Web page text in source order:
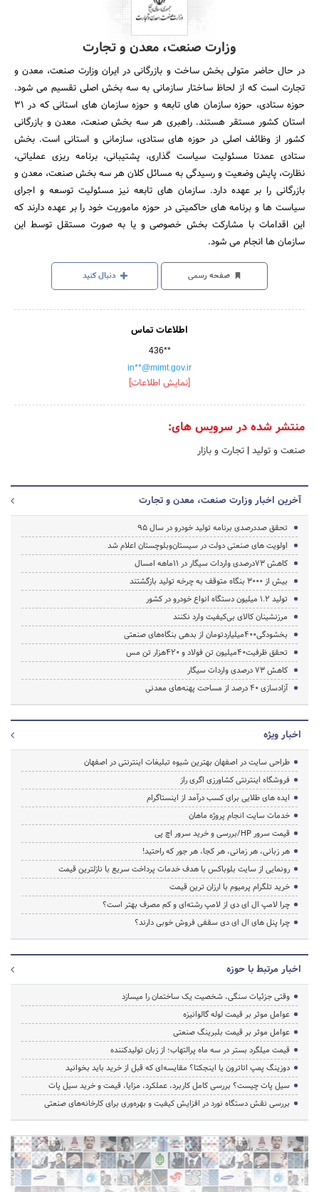
وزارت صنعت، معدن و تجارت
در حال حاضر متولی بخش ساخت و بازرگانی در ایران وزارت صنعت، معدن و
تجارت است که از لحاظ ساختار سازمانی به سه بخش اصلی تقسیم می شود.
حوزه ستادی، حوزه سازمان های تابعه و حوزه سازمان های استانی که در 31
استان کشور مستقر هستند. راهبری هر سه بخش صنعت، معدن و بازرگانی
کشور از وظائف اصلی در حوزه های ستادی، سازمانی و استانی است. بخش
ستادی عمدتا مسئولیت سیاست گذاری، پشتیبانی، برنامه ریزی عملیاتی،
نظارت، پایش وضعیت و رسیدگی به مسائل کلان هر سه بخش صنعت، معدن و
بازرگانی را بر عهده دارد. سازمان های تابعه نیز مسئولیت توسعه و اجرای
سیاست ها و برنامه های حاکمیتی در حوزه ماموریت خود را بر عهده دارند که
این اقدامات با مشارکت بخش خصوصی و یا به صورت مستقل توسط این
سازمان ها انجام می شود.
صفحه رسمی دنبال کنید
اطلاعات تماس
436**
in**@mimt.gov.ir
[نمایش اطلاعات]
منتشر شده در سرویس های:
صنعت و تولید | تجارت و بازار
آخرین اخبار وزارت صنعت، معدن و تجارت
تحقق صددرصدی برنامه تولید خودرو در سال 95
اولویت های صنعتی دولت در سیستان‌وبلوچستان اعلام شد
کاهش 73درصدی واردات سیگار در 11ماهه امسال
بیش از 3000 بنگاه متوقف به چرخه تولید بازگشتند
تولید 1.2 میلیون دستگاه انواع خودرو در کشور
مرزنشینان کالای بی‌کیفیت وارد نکنند
بخشودگی400میلیاردتومان از بدهی بنگاه‌های صنعتی
تحقق ظرفیت40میلیون تن فولاد و 420هزار تن مس
کاهش 73 درصدی واردات سیگار
آزادسازی 40 درصد از مساحت پهنه‌های معدنی
اخبار ویژه
طراحی سایت در اصفهان بهترین شیوه تبلیغات اینترنتی در اصفهان
فروشگاه اینترنتی کشاورزی اگری راز
ایده های طلایی برای کسب درآمد از اینستاگرام
خدمات سایت انجام پروژه ماهان
قیمت سرور HP/بررسی و خرید سرور اچ پی
هر زبانی، هر زمانی، هر کجا، هر جور که راحتید!
رونمایی از سایت بلوباکس با هدف خدمات پرداخت سریع با نازلترین قیمت
خرید تلگرام پرمیوم با ارزان ترین قیمت
چرا لامپ ال ای دی از لامپ رشته‌ای و کم مصرف بهتر است؟
چرا پنل های ال ای دی سقفی فروش خوبی دارند؟
اخبار مرتبط با حوزه
وقتی جزئیات سنگی، شخصیت یک ساختمان را میسازد
عوامل موثر بر قیمت لوله گالوانیزه
عوامل موثر بر قیمت بلبرینگ صنعتی
قیمت میلگرد بستر در سه ماه پرالتهاب؛ از زبان تولیدکننده
دوزینگ پمپ اتاترون یا اینجکتا؟ مقایسه‌ای که قبل از خرید باید بخوانید
سیل پات چیست؟ بررسی کامل کاربرد، عملکرد، مزایا، قیمت و خرید سیل پات
بررسی نقش دستگاه نورد در افزایش کیفیت و بهره‌وری برای کارخانه‌های صنعتی